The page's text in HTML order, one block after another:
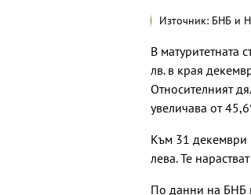
Източник: БНБ и
В матуритетната
лв. в края
Относителният
увеличава от
Към 31 декември
лева. Те
По данни на БНБ